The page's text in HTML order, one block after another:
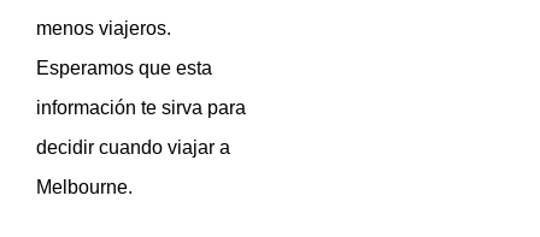
menos viajeros.
Esperamos que esta
información te sirva para
decidir cuando viajar a
Melbourne.